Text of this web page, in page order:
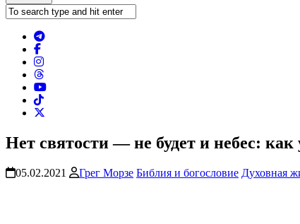
Нет святости — не будет и небес:
05.02.2021 Грег Морзе Библия и богословие Духовная